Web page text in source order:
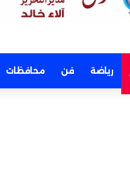
رياضة فن محافظات